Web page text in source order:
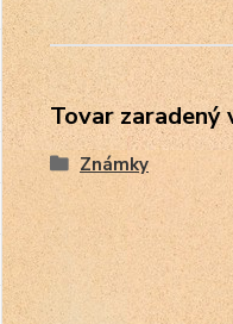
Tovar zaradený
Známky